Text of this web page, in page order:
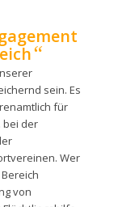
“
sein. Es
für
bei der
Wer
von